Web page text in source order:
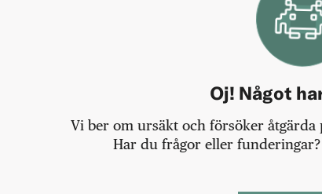
Oj! Något
Vi ber om ursäkt och försöker
Har du frågor eller